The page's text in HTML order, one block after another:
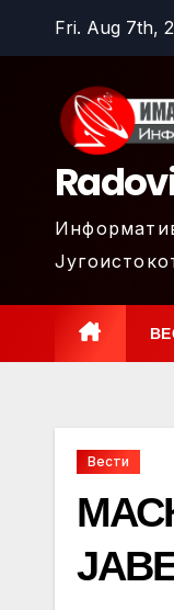
Fri. Aug 7th,
Вести